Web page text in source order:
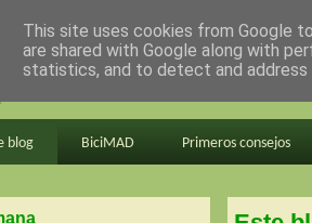
madrid
blog BiciMAD Primeros consejos
This site uses cookies from Google
are shared with Google along with
statistics, and to detect and address